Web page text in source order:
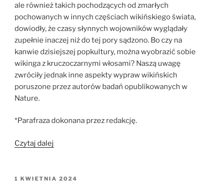
ale również takich pochodzących od zmarłych
pochowanych w innych częściach wikińskiego świata,
dowiodły, że czasy słynnych wojowników wyglądały
zupełnie inaczej niż do tej pory sądzono. Bo czy na
kanwie dzisiejszej popkultury, można wyobrazić sobie
wikinga z kruczoczarnymi włosami? Naszą uwagę
zwróciły jednak inne aspekty wypraw wikińskich
poruszone przez autorów badań opublikowanych w
Nature.
*Parafraza dokonana przez redakcję.
Czytaj dalej
swoje
OPUBLIKOWANE
1 KWIETNIA 2024